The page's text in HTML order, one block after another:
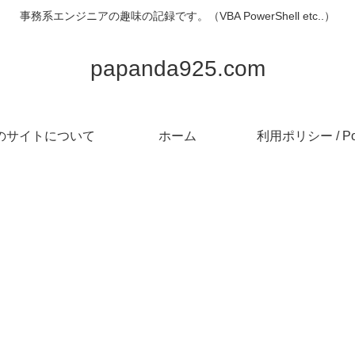
事務系エンジニアの趣味の記録です。（VBA PowerShell etc..）
papanda925.com
サイトについて ホーム 利用ポリシー /